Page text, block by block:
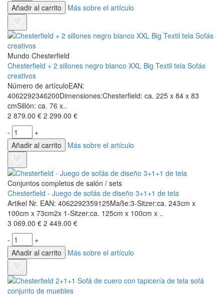
Añadir al carrito
Más sobre el artículo
Mundo Chesterfield
Chesterfield + 2 sillones negro blanco XXL Big Textil tela Sofás
creativos
Número de artículoEAN:
4062292346200Dimensiones:Chesterfield: ca. 225 x 84 x 83
cmSillón: ca. 76 x..
2 879.00 € 2 299.00 €
-
+
Añadir al carrito
Más sobre el artículo
Conjuntos completos de salón / sets
Chesterfield - Juego de sofás de diseño 3+1+1 de tela
Artikel Nr. EAN: 4062292359125Maße:3-Sitzer:ca. 243cm x
100cm x 73cm2x 1-Sitzer:ca. 125cm x 100cm x ..
3 069.00 € 2 449.00 €
-
+
Añadir al carrito
Más sobre el artículo